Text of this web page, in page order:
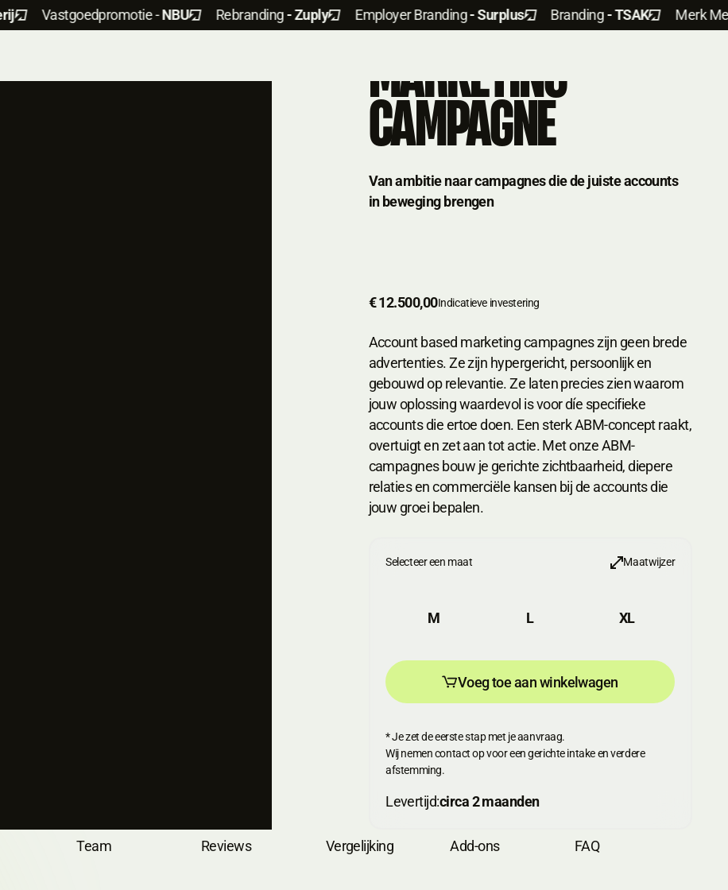
Vastgoedpromotie -NBU Rebranding- Zuply Employer Branding- Surplus Branding- TSAK Merk
ACCOUNT BASED
MARKETING
CAMPAGNE
Van ambitie naar campagnes die de juiste accounts
in beweging brengen
€ 12.500,00Indicatieve investering
Account based marketing campagnes zijn geen brede
advertenties. Ze zijn hypergericht, persoonlijk en
gebouwd op relevantie. Ze laten precies zien waarom
jouw oplossing waardevol is voor díe specifieke
accounts die ertoe doen. Een sterk ABM-concept raakt,
overtuigt en zet aan tot actie. Met onze ABM-
campagnes bouw je gerichte zichtbaarheid, diepere
relaties en commerciële kansen bij de accounts die
jouw groei bepalen.
Selecteer een maat Maatwijzer
M L XL
Voeg toe aan winkelwagen
Voeg toe aan winkelwagen
* Je zet de eerste stap met je aanvraag.
Wij nemen contact op voor een gerichte intake en verdere
afstemming.
Levertijd:circa 2 maanden
Team
Team Reviews
Reviews Vergelijking
Vergelijking Add-ons
Add-ons FAQ
FAQ